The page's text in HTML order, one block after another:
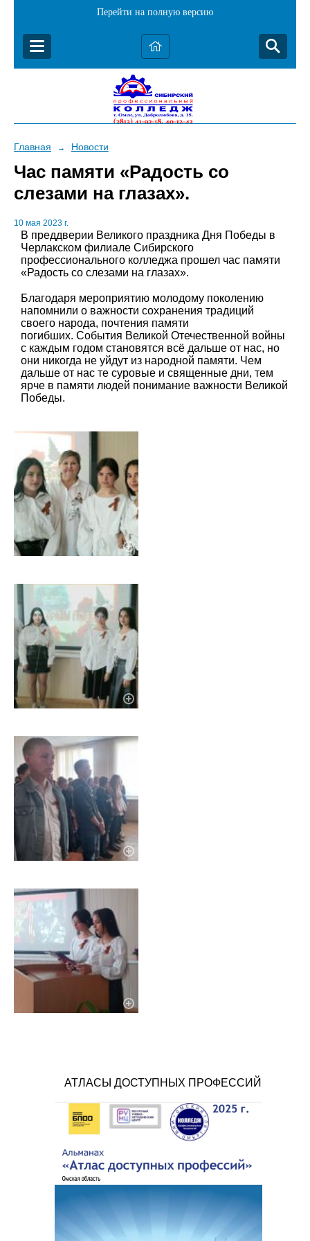
Перейти на полную версию
Главная → Новости
Час памяти «Радость со
слезами на глазах».
10 мая 2023 г.
В преддверии Великого праздника Дня Победы в
Черлакском филиале Сибирского
профессионального колледжа прошел час памяти
«Радость со слезами на глазах».
Благодаря мероприятию молодому поколению
напомнили о важности сохранения традиций
своего народа, почтения памяти
погибших. События Великой Отечественной войны
с каждым годом становятся всё дальше от нас, но
они никогда не уйдут из народной памяти. Чем
дальше от нас те суровые и священные дни, тем
ярче в памяти людей понимание важности Великой
Победы.
АТЛАСЫ ДОСТУПНЫХ ПРОФЕССИЙ